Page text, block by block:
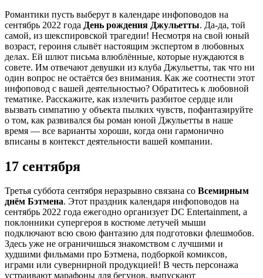
Романтики пусть выберут в календаре инфоповодов на
сентябрь 2022 года День рождения Джульетты. Да-да, той
самой, из шекспировской трагедии! Несмотря на свой юный
возраст, героиня слывёт настоящим экспертом в любовных
делах. Ей шлют письма влюблённые, которые нуждаются в
совете. Им отвечают девушки из клуба Джульетты, так что ни
один вопрос не остаётся без внимания. Как же соотнести этот
инфоповод с вашей деятельностью? Обратитесь к любовной
тематике. Расскажите, как излечить разбитое сердце или
вызвать симпатию у объекта пылких чувств, пофантазируйте
о том, как развивался бы роман юной Джульетты в наше
время — все варианты хороши, когда они гармонично
вписаны в контекст деятельности вашей компании.
17 сентября
Третья суббота сентября неразрывно связана со Всемирным
днём Бэтмена. Этот праздник календаря инфоповодов на
сентябрь 2022 года ежегодно организует DC Entertainment, а
поклонники супергероя в костюме летучей мыши
подключают всю свою фантазию для подготовки флешмобов.
Здесь уже не ограничишься знакомством с лучшими и
худшими фильмами про Бэтмена, подборкой комиксов,
играми или сувернирной продукцией! В честь персонажа
устраивают марафоны для бегунов, выпускают